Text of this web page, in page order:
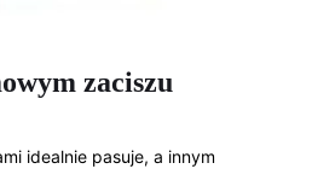
zaciszu
idealnie pasuje, a innym